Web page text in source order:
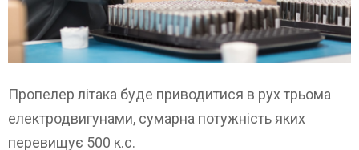
Пропелер літака буде приводитися в рух трьома
електродвигунами, сумарна потужність яких
перевищує 500 к.с.